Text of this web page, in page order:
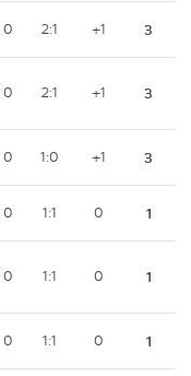
0 2:1 +1 3
0 2:1 +1 3
0 1:0 +1 3
0 1:1 0 1
0 1:1 0 1
0 1:1 0 1